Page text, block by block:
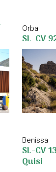
Orba
Benissa
SL-CV
Quisi